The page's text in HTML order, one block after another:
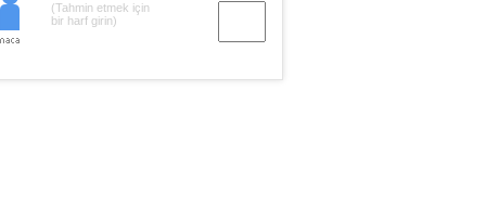
(Tahmin etmek için
bir harf girin)